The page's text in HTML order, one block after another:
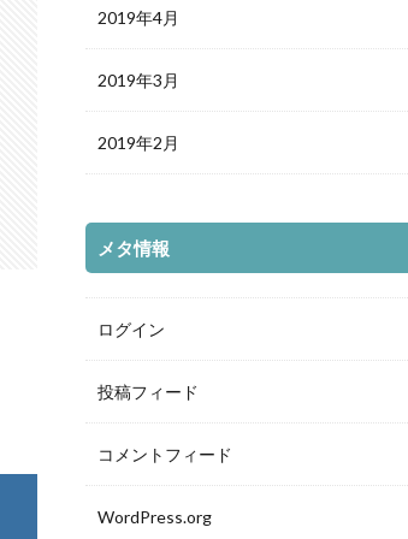
2019年4月
2019年3月
2019年2月
メタ情報
ログイン
投稿フィード
コメントフィード
WordPress.org